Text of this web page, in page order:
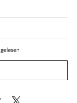
gelesen